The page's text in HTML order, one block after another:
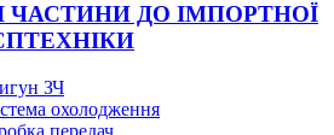
ЧАСТИНИ ДО ІМПОРТНОЇ
ЗЧ
охолодження
передач